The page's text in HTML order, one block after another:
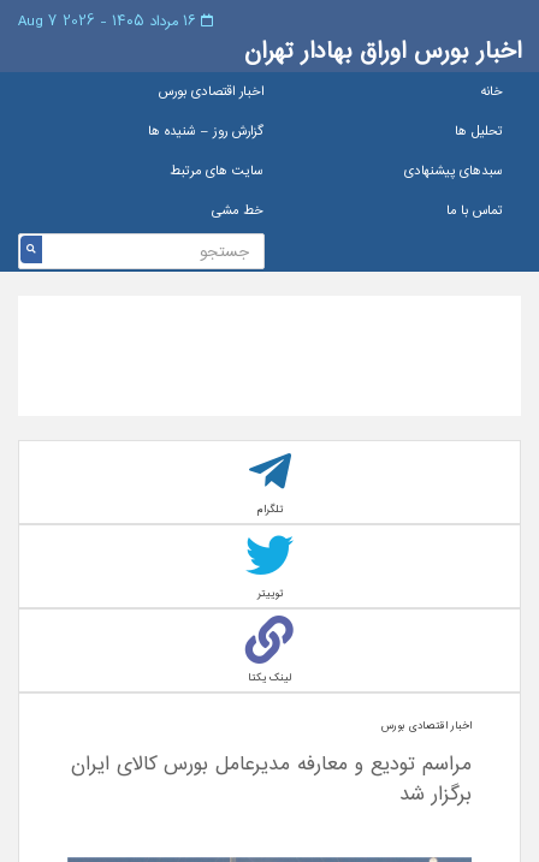
اخبار بورس اوراق بهادار تهران
خانه
اخبار اقتصادی بورس
تحلیل ها
گزارش روز – شنيده ها
سبدهای پیشنهادی
سایت های مرتبط
تماس با ما
خط مشی
تلگرام
توییتر
لینک یکتا
اخبار اقتصادی بورس
مراسم تودیع و معارفه مدیرعامل بورس کالای ایران
برگزار شد